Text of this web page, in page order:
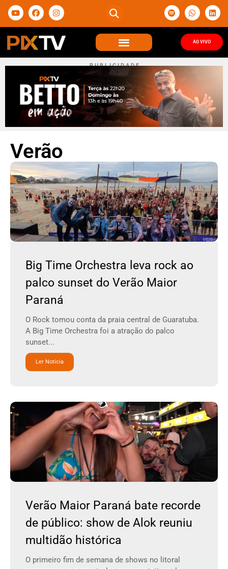
AO VIVO
P U B L I C I D A D E
Verão
Big Time Orchestra leva rock ao
palco sunset do Verão Maior
Paraná
O Rock tomou conta da praia central de Guaratuba.
A Big Time Orchestra foi a atração do palco
sunset...
Ler Noticia
Verão Maior Paraná bate recorde
de público: show de Alok reuniu
multidão histórica
O primeiro fim de semana de shows no litoral